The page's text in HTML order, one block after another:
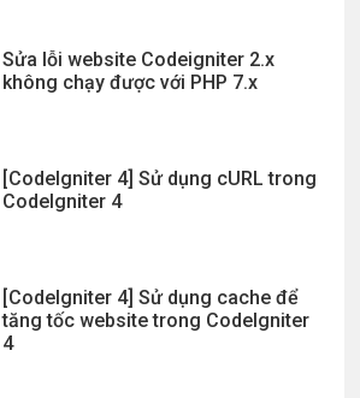
Sửa lỗi website Codeigniter 2.x
không chạy được với PHP 7.x
[CodeIgniter 4] Sử dụng cURL trong
CodeIgniter 4
[CodeIgniter 4] Sử dụng cache để
tăng tốc website trong CodeIgniter
4